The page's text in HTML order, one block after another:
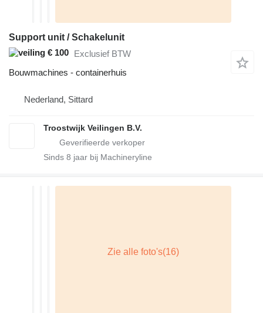
Support unit / Schakelunit
€ 100 Exclusief BTW
Bouwmachines - containerhuis
Nederland, Sittard
Troostwijk Veilingen B.V.
Sinds 8 jaar bij Machineryline